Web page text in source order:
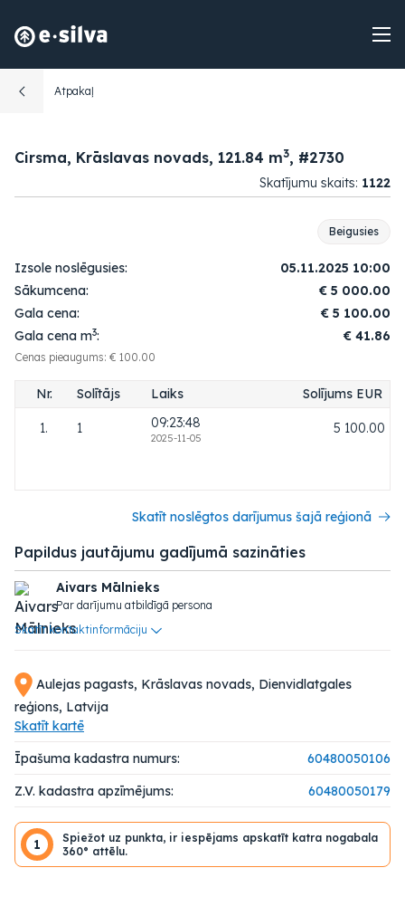
Atpakaļ
Cirsma, Krāslavas novads, 121.84 m3, #2730
Skatījumu skaits: 1122
Aulejas pagasts, Krāslavas novads, Dienvidlatgales
reģions, Latvija
Skatīt kartē
Īpašuma kadastra numurs:
60480050106
Z.V. kadastra apzīmējums:
60480050179
1
Spiežot uz punkta, ir iespējams apskatīt katra nogabala
360° attēlu.
Beigusies
Izsole noslēgusies:
05.11.2025 10:00
Sākumcena:
€ 5 000.00
Gala cena:
€ 5 100.00
Gala cena m3: € 41.86
Cenas pieaugums: € 100.00
Nr. Solītājs Laiks Solījums EUR
1. 1 09:23:48
2025-11-05
5 100.00
Skatīt noslēgtos darījumus šajā reģionā
Papildus jautājumu gadījumā sazināties
Aivars Mālnieks
Par darījumu atbildīgā persona
Skatīt kontaktinformāciju